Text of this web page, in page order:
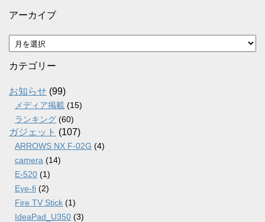
アーカイブ
ア
ー
カ
ブ
カテゴリー
お知らせ (99)
メディア掲載 (15)
ランキング (60)
ガジェット (107)
ARROWS NX F-02G (4)
camera (14)
E-520 (1)
Eye-fi (2)
Fire TV Stick (1)
IdeaPad_U350 (3)